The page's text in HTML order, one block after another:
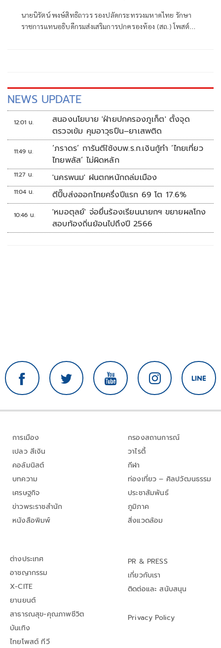
นายนิรัตน์ พงษ์สิทธิถาวร รองปลัดกระทรวงมหาดไทย รักษา
ราชการแทนอธิบดีกรมส่งเสริมการปกครองท้อง (สถ.) โพสต์
NEWS UPDATE
12:01 น.
สนองนโยบาย 'ฝ่ายปกครองภูเก็ต' ตั้งจุด
ตรวจเข้ม คุมอาวุธปืน–ยาเสพติด
11:49 น.
‘ภราดร’ การันตีใช้งบพ.ร.ก.เงินกู้ทำ ‘ไทยเที่ยว
ไทยพลัส’ ไม่ผิดหลัก
11:27 น. 'นครพนม' ฝนตกหนักถล่มเมือง
11:04 น. ตีปี๊บส่งออกไทยครึ่งปีแรก 69 โต 17.6%
10:46 น.
'หมอตุลย์' จ่อยื่นร้องเรียนนายกฯ ขยายผลโกง
สอบท้องถิ่นย้อนไปถึงปี 2566
การเมือง
เปลว สีเงิน
คอลัมนิสต์
บทความ
เศรษฐกิจ
ข่าวพระราชสำนัก
หนังสือพิมพ์
กรองสถานการณ์
วาไรตี้
กีฬา
ท่องเที่ยว – ศิลปวัฒนธรรม
ประชาสัมพันธ์
ภูมิภาค
สิ่งแวดล้อม
ต่างประเทศ
อาชญากรรม
X-CITE
ยานยนต์
สาธารณสุข-คุณภาพชีวิต
บันเทิง
ไทยโพสต์ ทีวี
PR & PRESS
เกี่ยวกับเรา
ติดต่อและ สนับสนุน
Privacy Policy